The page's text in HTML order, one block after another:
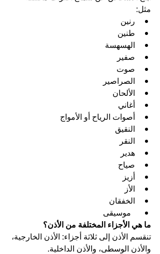
مثل:
رنين
طنين
الهسهسة
صفير
صوت
الصراصير
الألحان
أغاني
أصوات الرياح أو الأمواج
النقيق
النقر
هدير
صياح
أزيز
الأز
الخفقان
ما هي الأجزاء المختلفة من الأذن؟
تنقسم الأذن إلى ثلاثة أجزاء: الأذن الخارجية،
والأذن الوسطى، والأذن الداخلية.